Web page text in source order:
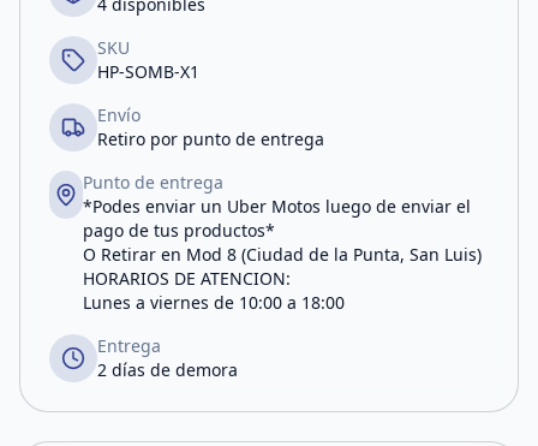
SKU
HP-SOMB-X1
Envío
Retiro por punto de entrega
Punto de entrega
*Podes enviar un Uber Motos luego de enviar el
pago de tus productos*
O Retirar en Mod 8 (Ciudad de la Punta, San Luis)
HORARIOS DE ATENCION:
Lunes a viernes de 10:00 a 18:00
Entrega
2 días de demora